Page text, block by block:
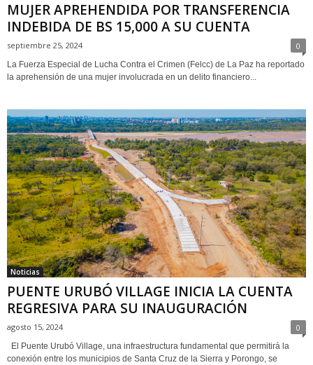
MUJER APREHENDIDA POR TRANSFERENCIA
INDEBIDA DE BS 15,000 A SU CUENTA
septiembre 25, 2024 0
La Fuerza Especial de Lucha Contra el Crimen (Felcc) de La Paz ha reportado
la aprehensión de una mujer involucrada en un delito financiero...
Noticias
PUENTE URUBÓ VILLAGE INICIA LA CUENTA
REGRESIVA PARA SU INAUGURACIÓN
agosto 15, 2024 0
El Puente Urubó Village, una infraestructura fundamental que permitirá la
conexión entre los municipios de Santa Cruz de la Sierra y Porongo, se